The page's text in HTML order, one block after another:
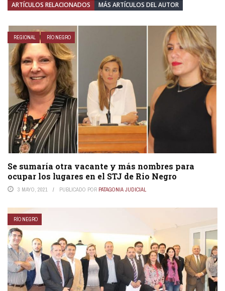
ARTÍCULOS RELACIONADOS MÁS ARTÍCULOS DEL AUTOR
REGIONAL RÍO NEGRO
Se sumaría otra vacante y más nombres para
ocupar los lugares en el STJ de Rio Negro
3 MAYO, 2021 PUBLICADO POR PATAGONIA JUDICIAL
RÍO NEGRO